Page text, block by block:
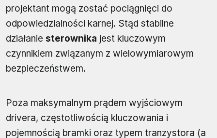
projektant mogą zostać pociągnięci do
odpowiedzialności karnej. Stąd stabilne
działanie sterownika jest kluczowym
czynnikiem związanym z wielowymiarowym
bezpieczeństwem.
Poza maksymalnym prądem wyjściowym
drivera, częstotliwością kluczowania i
pojemnością bramki oraz typem tranzystora (a